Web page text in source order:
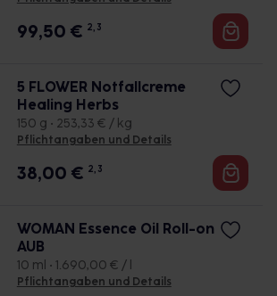
99,50 € 2, 3
5 FLOWER Notfallcreme
Healing Herbs
150 g • 253,33 € / kg
Pflichtangaben und Details
38,00 € 2, 3
WOMAN Essence Oil Roll-on
AUB
10 ml • 1.690,00 € / l
Pflichtangaben und Details